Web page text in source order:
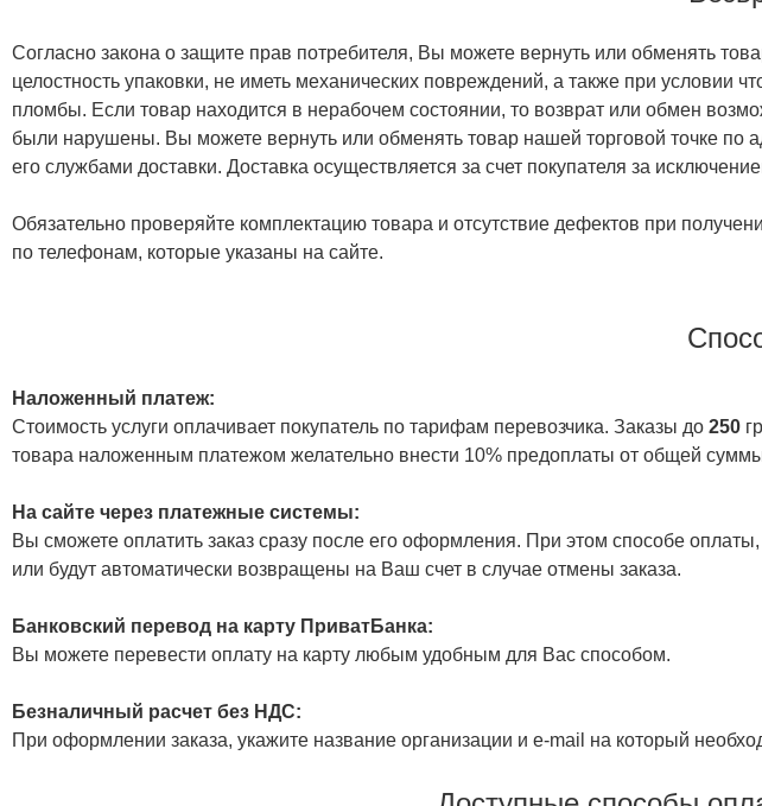
Согласно закона о защите прав потребителя, Вы можете вернуть или обменять
целостность упаковки, не иметь механических повреждений, а также при условии
пломбы. Если товар находится в нерабочем состоянии, то возврат или обмен
были нарушены. Вы можете вернуть или обменять товар нашей торговой точке
его службами доставки. Доставка осуществляется за счет покупателя за
Обязательно проверяйте комплектацию товара и отсутствие дефектов при
по телефонам, которые указаны на сайте.
Наложенный платеж:
Стоимость услуги оплачивает покупатель по тарифам перевозчика. Заказы до 250
товара наложенным платежом желательно внести 10% предоплаты от общей
На сайте через платежные системы:
Вы сможете оплатить заказ сразу после его оформления. При этом способе
или будут автоматически возвращены на Ваш счет в случае отмены заказа.
Банковский перевод на карту ПриватБанка:
Вы можете перевести оплату на карту любым удобным для Вас способом.
Безналичный расчет без НДС:
При оформлении заказа, укажите название организации и e-mail на который